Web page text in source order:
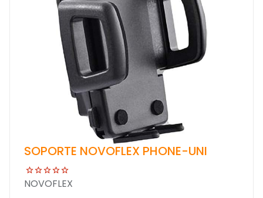
SOPORTE NOVOFLEX PHONE-UNI
NOVOFLEX